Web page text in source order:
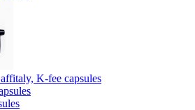
K-fee capsules